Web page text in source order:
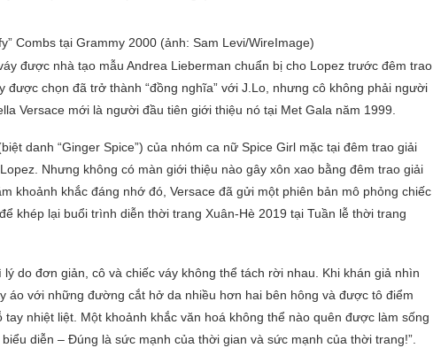
Combs tại Grammy 2000 (ảnh: Sam Levi/WireImage)
được nhà tạo mẫu Andrea Lieberman chuẩn bị cho Lopez trước đêm trao
được chọn đã trở thành “đồng nghĩa” với J.Lo, nhưng cô không phải người
Versace mới là người đầu tiên giới thiệu nó tại Met Gala năm 1999.
danh “Ginger Spice”) của nhóm ca nữ Spice Girl mặc tại đêm trao giải
Nhưng không có màn giới thiệu nào gây xôn xao bằng đêm trao giải
khoảnh khắc đáng nhớ đó, Versace đã gửi một phiên bản mô phỏng chiếc
khép lại buổi trình diễn thời trang Xuân-Hè 2019 tại Tuần lễ thời trang
do đơn giản, cô và chiếc váy không thể tách rời nhau. Khi khán giả nhìn
áo với những đường cắt hở da nhiều hơn hai bên hông và được tô điểm
nhiệt liệt. Một khoảnh khắc văn hoá không thể nào quên được làm sống
diễn – Đúng là sức mạnh của thời gian và sức mạnh của thời trang!”.